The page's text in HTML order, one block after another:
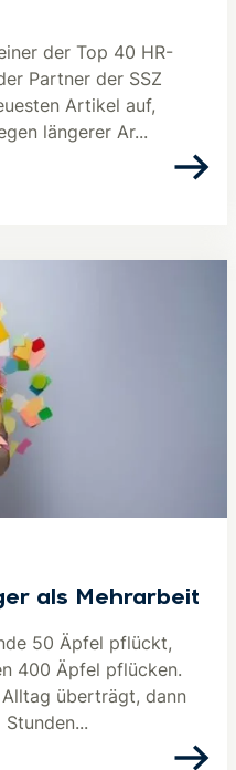
der Top 40 HR-
Partner der SSZ
Artikel auf,
längerer Ar...
als Mehrarbeit
50 Äpfel pflückt,
400 Äpfel pflücken.
überträgt, dann